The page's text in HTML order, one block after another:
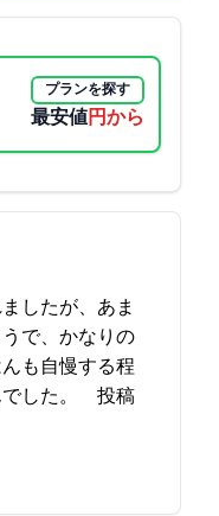
プランを探す
最安値7150円から
したが、あま
で、かなりの
も自慢する程
05-18 17:52:02投稿